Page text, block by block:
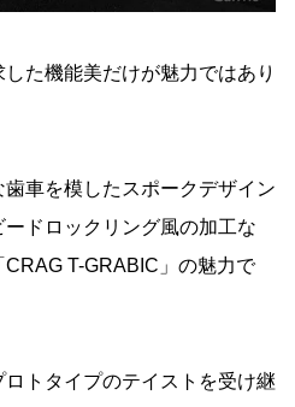
た機能美だけが魅力ではあり
車を模したスポークデザイン
ドロックリング風の加工な
T-GRABIC」の魅力で
トタイプのテイストを受け継